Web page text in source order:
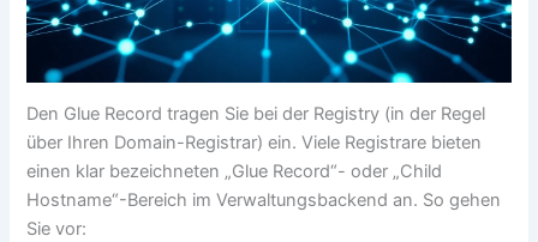
Den Glue Record tragen Sie bei der Registry (in der Regel
über Ihren Domain-Registrar) ein. Viele Registrare bieten
einen klar bezeichneten „Glue Record“- oder „Child
Hostname“-Bereich im Verwaltungsbackend an. So gehen
Sie vor: